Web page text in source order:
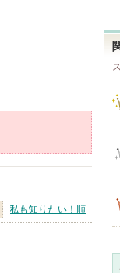
私も知りたい！順